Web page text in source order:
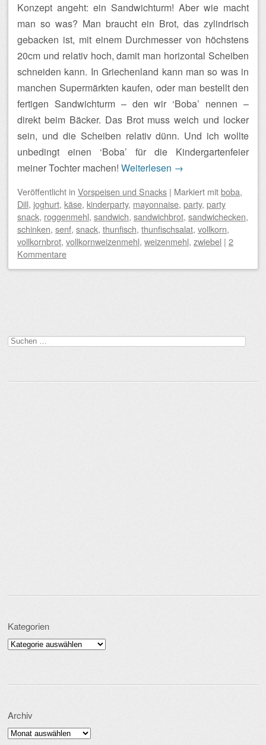
Konzept angeht: ein Sandwichturm! Aber wie macht
man so was? Man braucht ein Brot, das zylindrisch
gebacken ist, mit einem Durchmesser von höchstens
20cm und relativ hoch, damit man horizontal Scheiben
schneiden kann. In Griechenland kann man so was in
manchen Supermärkten kaufen, oder man bestellt den
fertigen Sandwichturm – den wir ‘Boba’ nennen –
direkt beim Bäcker. Das Brot muss weich und locker
sein, und die Scheiben relativ dünn. Und ich wollte
unbedingt einen ‘Boba’ für die Kindergartenfeier
meiner Tochter machen! Weiterlesen →
Veröffentlicht in Vorspeisen und Snacks | Markiert mitboba,
Dill, joghurt, käse, kinderparty, mayonnaise, party, party
snack, roggenmehl, sandwich, sandwichbrot, sandwichecken,
schinken, senf, snack, thunfisch, thunfischsalat, vollkorn,
vollkornbrot, vollkornweizenmehl, weizenmehl, zwiebel | 2
Kommentare
Suchen
nach:
Kategorien
Kategorien
Archiv
Archiv